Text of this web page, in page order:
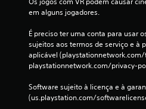
em alguns jogadores.
É preciso ter uma conta para usar
sujeitos aos termos de serviço e à
aplicável
playstationnetwork.com/privacy-
Software sujeito à licença e à
(us.playstation.com/